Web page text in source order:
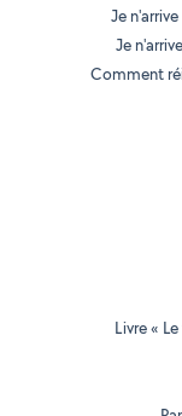
Je
Je
Comment
Livre «